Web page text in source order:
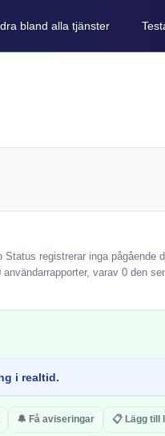
bland alla tjänster
registrerar inga pågående
varav 0 den
i realtid.
🔔 Få aviseringar 📋 Lägg till